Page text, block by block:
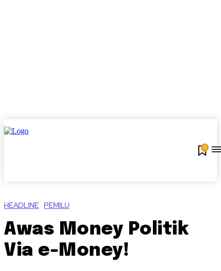
0
HEADLINE PEMILU
Awas Money Politik
Via e-Money!